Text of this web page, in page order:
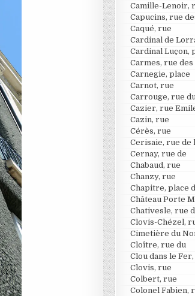
Camille-Lenoir,
Capucins, rue
Caqué, rue
Cardinal de
Cardinal Luçon,
Carmes, rue des
Carnegie, place
Carnot, rue
Carrouge, rue du
Cazier, rue
Cazin, rue
Cérès, rue
Cerisaie, rue de
Cernay, rue de
Chabaud, rue
Chanzy, rue
Chapitre, place
Château Porte
Chativesle, rue
Clovis-Chézel,
Cimetière du
Cloître, rue du
Clou dans le
Clovis, rue
Colbert, rue
Colonel Fabien,